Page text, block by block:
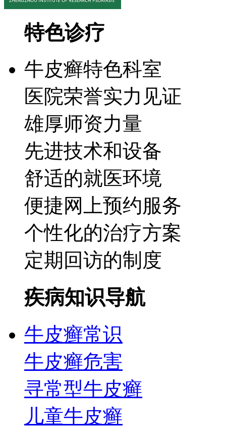
特色诊疗
牛皮癣特色科室
医院荣誉实力见证
雄厚师资力量
先进技术和设备
舒适的就医环境
便捷网上预约服务
个性化的治疗方案
定期回访的制度
疾病知识导航
牛皮癣常识
牛皮癣危害
寻常型牛皮癣
儿童牛皮癣